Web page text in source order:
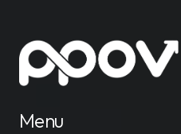
Menu